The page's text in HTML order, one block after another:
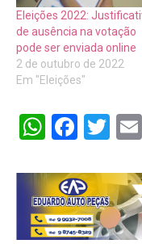
Eleições 2022:
de ausência na votação
pode ser enviada online
2 de outubro de 2022
Em "Eleições"